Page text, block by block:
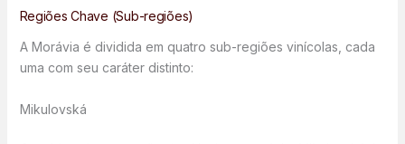
Regiões Chave (Sub-regiões)
A Morávia é dividida em quatro sub-regiões vinícolas, cada
uma com seu caráter distinto:
Mikulovská